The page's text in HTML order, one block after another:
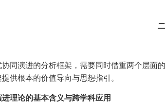
同演进的分析框架，需要同时借重两个层面
供根本的价值导向与思想指引。
进理论的基本含义与跨学科应用